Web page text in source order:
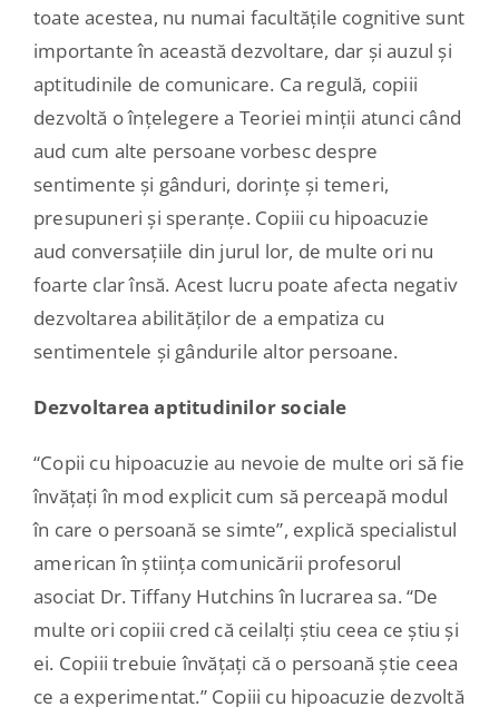
toate acestea, nu numai facultățile cognitive sunt
importante în această dezvoltare, dar și auzul și
aptitudinile de comunicare. Ca regulă, copiii
dezvoltă o înțelegere a Teoriei minții atunci când
aud cum alte persoane vorbesc despre
sentimente și gânduri, dorințe și temeri,
presupuneri și speranțe. Copiii cu hipoacuzie
aud conversațiile din jurul lor, de multe ori nu
foarte clar însă. Acest lucru poate afecta negativ
dezvoltarea abilităților de a empatiza cu
sentimentele și gândurile altor persoane.
Dezvoltarea aptitudinilor sociale
“Copii cu hipoacuzie au nevoie de multe ori să fie
învățați în mod explicit cum să perceapă modul
în care o persoană se simte”, explică specialistul
american în știința comunicării profesorul
asociat Dr. Tiffany Hutchins în lucrarea sa. “De
multe ori copiii cred că ceilalți știu ceea ce știu și
ei. Copiii trebuie învățați că o persoană știe ceea
ce a experimentat.” Copiii cu hipoacuzie dezvoltă